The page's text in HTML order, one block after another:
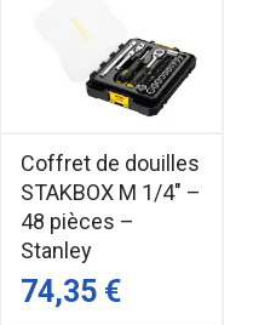
Coffret de douilles
STAKBOX M 1/4" –
48 pièces –
Stanley
74,35 €